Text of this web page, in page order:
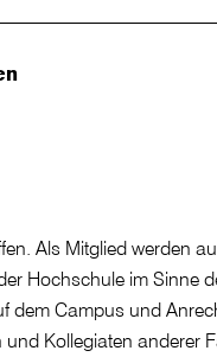
Als Mitglied werden
Hochschule im Sinne
Campus und
Kollegiaten anderer